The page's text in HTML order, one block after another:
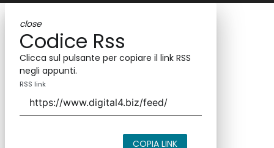
close
Codice Rss
Clicca sul pulsante per copiare il link RSS
negli appunti.
RSS link
COPIA LINK